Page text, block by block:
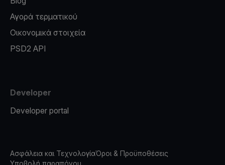
Αγορά τερματικού
Οικονομικά στοιχεία
PSD2 API
Developer
Developer portal
Ασφάλεια και ΤεχνολογίαΌροι & Προϋποθέσεις
Υποβολή παραπόνου